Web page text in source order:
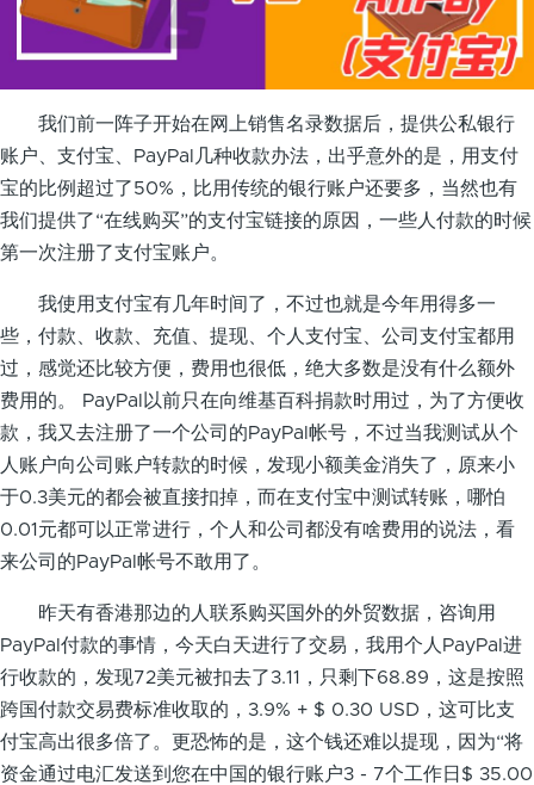
我们前一阵子开始在网上销售名录数据后，提供公私银行
账户、支付宝、PayPal几种收款办法，出乎意外的是，用支付
宝的比例超过了50%，比用传统的银行账户还要多，当然也有
我们提供了“在线购买”的支付宝链接的原因，一些人付款的时候
第一次注册了支付宝账户。
我使用支付宝有几年时间了，不过也就是今年用得多一
些，付款、收款、充值、提现、个人支付宝、公司支付宝都用
过，感觉还比较方便，费用也很低，绝大多数是没有什么额外
费用的。 PayPal以前只在向维基百科捐款时用过，为了方便收
款，我又去注册了一个公司的PayPal帐号，不过当我测试从个
人账户向公司账户转款的时候，发现小额美金消失了，原来小
于0.3美元的都会被直接扣掉，而在支付宝中测试转账，哪怕
0.01元都可以正常进行，个人和公司都没有啥费用的说法，看
来公司的PayPal帐号不敢用了。
昨天有香港那边的人联系购买国外的外贸数据，咨询用
PayPal付款的事情，今天白天进行了交易，我用个人PayPal进
行收款的，发现72美元被扣去了3.11，只剩下68.89，这是按照
跨国付款交易费标准收取的，3.9% + $ 0.30 USD，这可比支
付宝高出很多倍了。更恐怖的是，这个钱还难以提现，因为“将
资金通过电汇发送到您在中国的银行账户3 - 7个工作日$ 35.00